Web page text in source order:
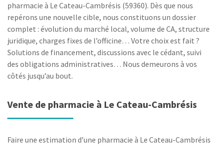
pharmacie à Le Cateau-Cambrésis (59360). Dès que nous
repérons une nouvelle cible, nous constituons un dossier
complet : évolution du marché local, volume de CA, structure
juridique, charges fixes de l’officine… Votre choix est fait ?
Solutions de financement, discussions avec le cédant, suivi
des obligations administratives… Nous demeurons à vos
côtés jusqu’au bout.
Vente de pharmacie à Le Cateau-Cambrésis
Faire une estimation d’une pharmacie à Le Cateau-Cambrésis